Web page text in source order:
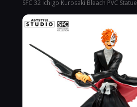
SFC 32 Ichigo Kurosaki Bleach PVC Statue